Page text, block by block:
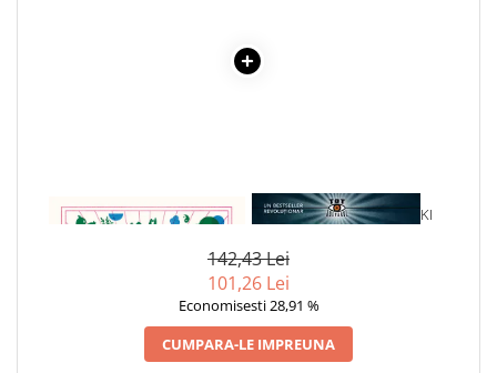
Poezie
Descopera lumea
Descopera si invata
1 x CUM SA FII MAI VEGAN 1 x CRONICILE ANUNNAKI
142,43 Lei
101,26 Lei
Economisesti 28,91 %
CUMPARA-LE IMPREUNA